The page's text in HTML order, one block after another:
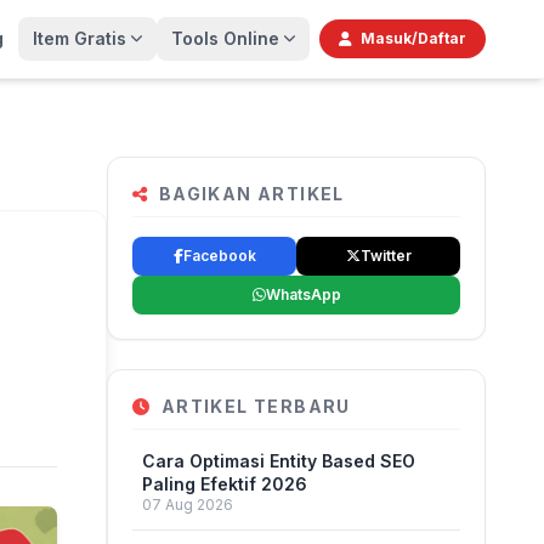
Item Gratis Tools Online Masuk/Daftar
BAGIKAN ARTIKEL
Facebook Twitter
WhatsApp
ARTIKEL TERBARU
Cara Optimasi Entity Based SEO
Paling Efektif 2026
07 Aug 2026